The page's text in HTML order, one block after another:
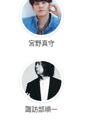
宮野真守
諏訪部順一